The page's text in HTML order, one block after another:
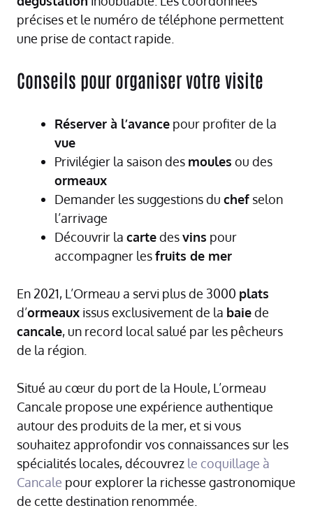
précises et le numéro de téléphone permettent
une prise de contact rapide.
Conseils pour organiser votre visite
Réserver à l’avance pour profiter de la
vue
Privilégier la saison des moules ou des
ormeaux
Demander les suggestions du chef selon
l’arrivage
Découvrir la cartedesvins pour
accompagner lesfruits de mer
En 2021, L’Ormeau a servi plus de 3000 plats
d’ormeaux issus exclusivement de la baiede
cancale, un record local salué par les pêcheurs
de la région.
Situé au cœur du port de la Houle, L’ormeau
Cancale propose une expérience authentique
autour des produits de la mer, et si vous
souhaitez approfondir vos connaissances sur les
spécialités locales, découvrez le coquillage à
Cancale pour explorer la richesse gastronomique
de cette destination renommée.